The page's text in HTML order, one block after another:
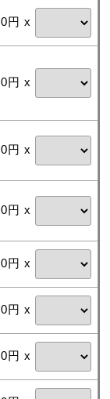
円 x
円 x
円 x
円 x
円 x
円 x
円 x